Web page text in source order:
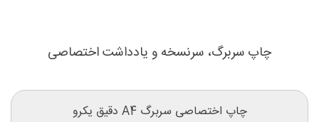
چاپ سربرگ، سرنسخه و یادداشت اختصاصی
چاپ اختصاصی سربرگ A4 دقیق یکرو